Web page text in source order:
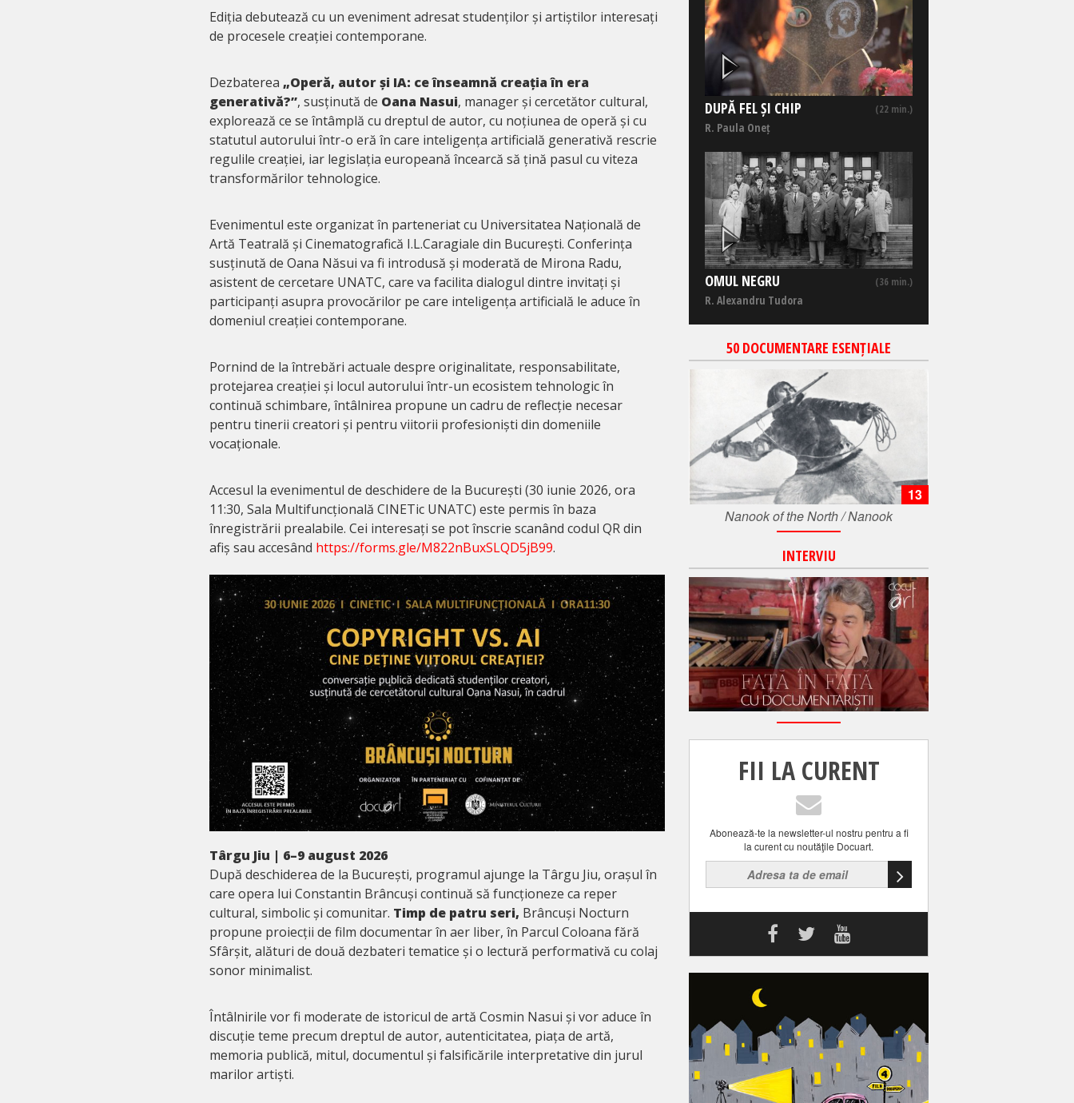
Ediția debutează cu un eveniment adresat studenților și artiștilor interesați
de procesele creației contemporane.
Dezbaterea „Operă, autor și IA: ce înseamnă creația în era
generativă?”, susținută de Oana Nasui, manager și cercetător cultural,
explorează ce se întâmplă cu dreptul de autor, cu noțiunea de operă și cu
statutul autorului într-o eră în care inteligența artificială generativă rescrie
regulile creației, iar legislația europeană încearcă să țină pasul cu viteza
transformărilor tehnologice.
Evenimentul este organizat în parteneriat cu Universitatea Națională de
Artă Teatrală și Cinematografică I.L.Caragiale din București. Conferința
susținută de Oana Năsui va fi introdusă și moderată de Mirona Radu,
asistent de cercetare UNATC, care va facilita dialogul dintre invitați și
participanți asupra provocărilor pe care inteligența artificială le aduce în
domeniul creației contemporane.
Pornind de la întrebări actuale despre originalitate, responsabilitate,
protejarea creației și locul autorului într-un ecosistem tehnologic în
continuă schimbare, întâlnirea propune un cadru de reflecție necesar
pentru tinerii creatori și pentru viitorii profesioniști din domeniile
vocaționale.
Accesul la evenimentul de deschidere de la București (30 iunie 2026, ora
11:30, Sala Multifuncțională CINETic UNATC) este permis în baza
înregistrării prealabile. Cei interesați se pot înscrie scanând codul QR din
afiș sau accesând https://forms.gle/M822nBuxSLQD5jB99.
Târgu Jiu | 6–9 august 2026
După deschiderea de la București, programul ajunge la Târgu Jiu, orașul în
care opera lui Constantin Brâncuși continuă să funcționeze ca reper
cultural, simbolic și comunitar. Timp de patru seri, Brâncuși Nocturn
propune proiecții de film documentar în aer liber, în Parcul Coloana fără
Sfârșit, alături de două dezbateri tematice și o lectură performativă cu colaj
sonor minimalist.
Întâlnirile vor fi moderate de istoricul de artă Cosmin Nasui și vor aduce în
discuție teme precum dreptul de autor, autenticitatea, piața de artă,
memoria publică, mitul, documentul și falsificările interpretative din jurul
marilor artiști.
DUPĂ FEL ȘI CHIP (22 min.)
R. Paula Oneț
OMUL NEGRU (36 min.)
R. Alexandru Tudora
50 DOCUMENTARE ESENȚIALE
Nanook of the North / Nanook
13
INTERVIU
FII LA CURENT
Abonează-te la newsletter-ul nostru pentru a fi
la curent cu noutăţile Docuart.